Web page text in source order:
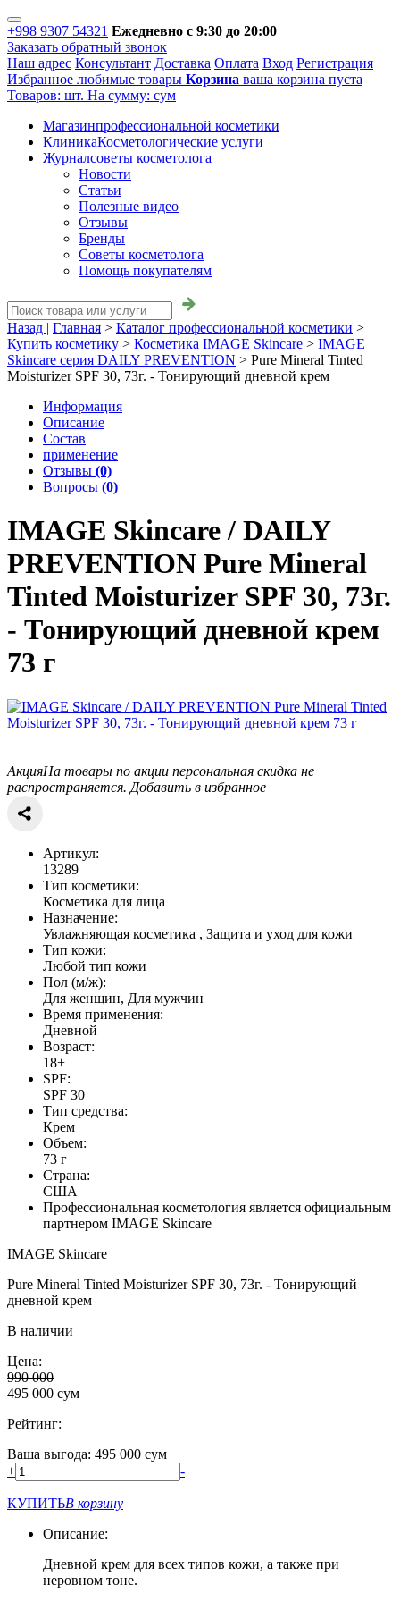
+998 9307 54321 Ежедневно с 9:30 до 20:00
Заказать обратный звонок
Наш адрес Консультант Доставка Оплата Вход Регистрация
Избранное любимые товары Корзина ваша корзина пуста
Товаров: шт. На сумму: сум
Магазинпрофессиональной косметики
КлиникаКосметологические услуги
Журналсоветы косметолога
Новости
Статьи
Полезные видео
Отзывы
Бренды
Советы косметолога
Помощь покупателям
Назад | Главная > Каталог профессиональной косметики >
Купить косметику > Косметика IMAGE Skincare > IMAGE
Skincare серия DAILY PREVENTION > Pure Mineral Tinted
Moisturizer SPF 30, 73г. - Тонирующий дневной крем
Информация
Описание
Состав
применение
Отзывы (0)
Вопросы (0)
IMAGE Skincare / DAILY
PREVENTION Pure Mineral
Tinted Moisturizer SPF 30, 73г.
- Тонирующий дневной крем
73 г
АкцияНа товары по акции персональная скидка не
распространяется. Добавить в избранное
Артикул:
13289
Тип косметики:
Косметика для лица
Назначение:
Увлажняющая косметика , Защита и уход для кожи
Тип кожи:
Любой тип кожи
Пол (м/ж):
Для женщин, Для мужчин
Время применения:
Дневной
Возраст:
18+
SPF:
SPF 30
Тип средства:
Крем
Объем:
73 г
Страна:
США
Профессиональная косметология является официальным
партнером IMAGE Skincare
IMAGE Skincare
Pure Mineral Tinted Moisturizer SPF 30, 73г. - Тонирующий
дневной крем
В наличии
Цена:
990 000
495 000 сум
Рейтинг:
Ваша выгода: 495 000 сум
+
-
КУПИТЬВ корзину
Описание:
Дневной крем для всех типов кожи, а также при
неровном тоне.